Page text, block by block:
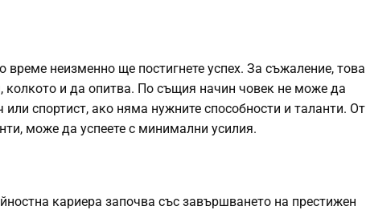
време неизменно ще постигнете успех. За съжаление, това
колкото и да опитва. По същия начин човек не може да
спортист, ако няма нужните способности и таланти. От
може да успеете с минимални усилия.
кариера започва със завършването на престижен